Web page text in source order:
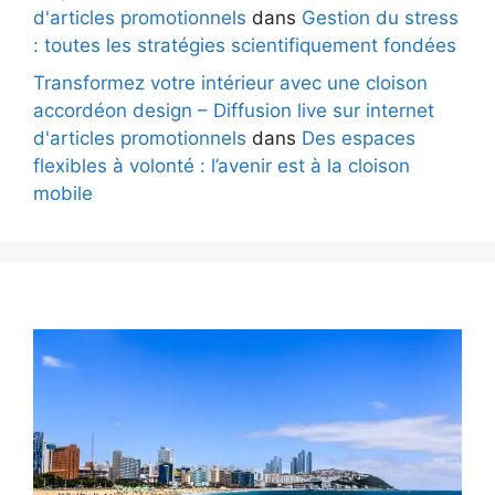
d'articles promotionnels dans Gestion du stress
: toutes les stratégies scientifiquement fondées
Transformez votre intérieur avec une cloison
accordéon design – Diffusion live sur internet
d'articles promotionnels dans Des espaces
flexibles à volonté : l’avenir est à la cloison
mobile